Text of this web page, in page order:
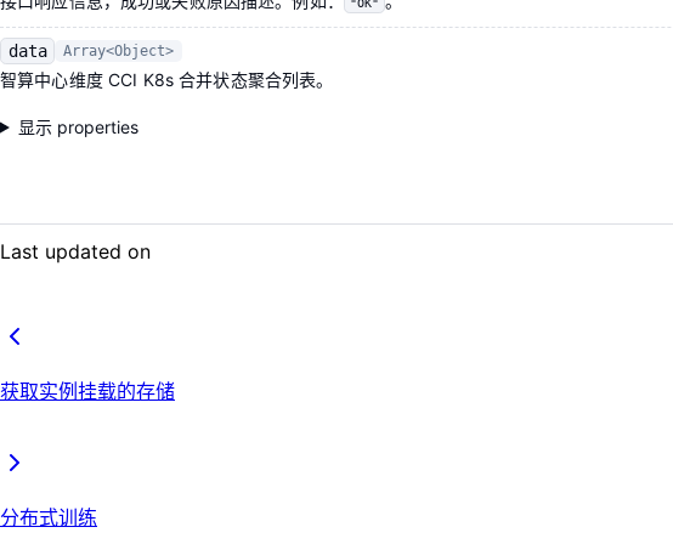
"OK"
data Array<Object>
智算中心维度 CCI K8s 合并状态聚合列表。
显示 properties
Last updated on
获取实例挂载的存储
分布式训练